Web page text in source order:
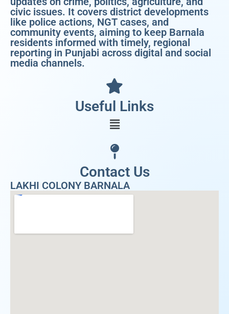
civic issues. It covers district developments
like police actions, NGT cases, and
community events, aiming to keep Barnala
residents informed with timely, regional
reporting in Punjabi across digital and social
media channels.
Useful Links
Contact Us
LAKHI COLONY BARNALA